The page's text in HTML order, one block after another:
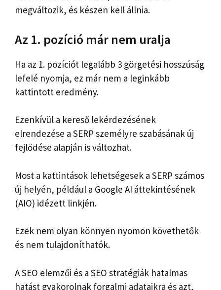
megváltozik, és készen kell állnia.
Az 1. pozíció már nem uralja
Ha az 1. pozíciót legalább 3 görgetési hosszúság
lefelé nyomja, ez már nem a leginkább
kattintott eredmény.
Ezenkívül a kereső lekérdezésének
elrendezése a SERP személyre szabásának új
fejlődése alapján is változhat.
Most a kattintások lehetségesek a SERP számos
új helyén, például a Google AI áttekintésének
(AIO) idézett linkjén.
Ezek nem olyan könnyen nyomon követhetők
és nem tulajdoníthatók.
A SEO elemzői és a SEO stratégiák hatalmas
hatást gyakorolnak forgalmi adataikra és azt,